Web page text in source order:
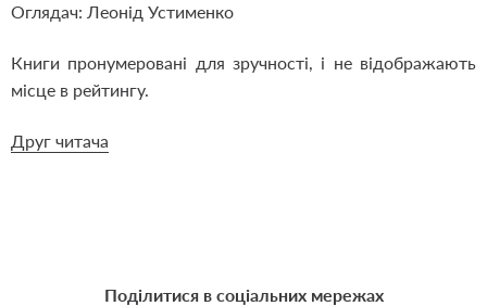
Оглядач: Леонід Устименко
Книги пронумеровані для зручності, і не відображають
місце в рейтингу.
Друг читача
Поділитися в соціальних мережах